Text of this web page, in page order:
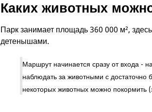
Каких животных
Парк занимает площадь 360 000 м²,
детенышами.
Маршрут начинается сразу от входа -
наблюдать за животными с достаточно
некоторых животных можно покормить